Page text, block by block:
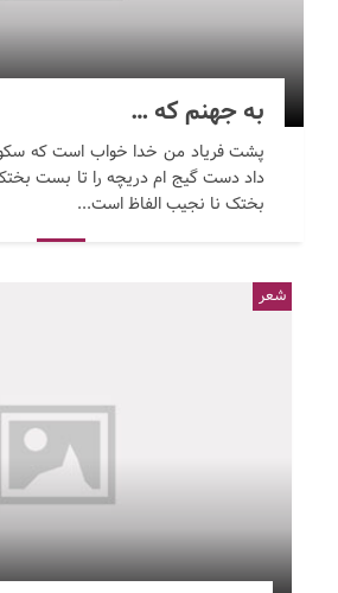
به جهنم که …
پشت فریاد من خدا خواب است که
داد دست گیج ام دریچه را تا بست
بختک نا نجیب الفاظ است...
شعر